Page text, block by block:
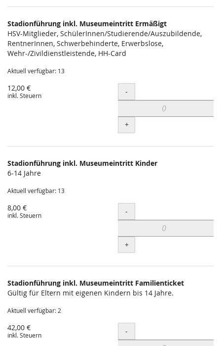
Stadionführung inkl. Museumeintritt Ermäßigt
HSV-Mitglieder, SchülerInnen/Studierende/Auszubildende,
RentnerInnen, Schwerbehinderte, Erwerbslose,
Wehr-/Zivildienstleistende, HH-Card
Aktuell verfügbar: 13
12,00 €
inkl. Steuern Menge
-
+
Stadionführung inkl. Museumeintritt Kinder
6-14 Jahre
Aktuell verfügbar: 13
8,00 €
inkl. Steuern Menge
-
+
Stadionführung inkl. Museumeintritt Familienticket
Gültig für Eltern mit eigenen Kindern bis 14 Jahre.
Aktuell verfügbar: 2
42,00 €
inkl. Steuern Menge
-